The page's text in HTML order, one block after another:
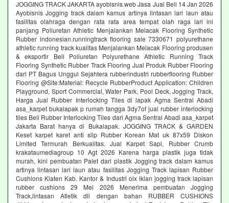
JOGGING TRACK JAKARTA ayobisnis.web Jasa Jual Beli 14 Jan 2026
Ayobisnis Jogging track dalam kamus artinya lintasan lari laun atau
fasilitas olahraga dengan rata rata area tempat olah raga lari ini
panjang Poliuretan Athletic Menjalankan Melacak Flooring Synthetic
Rubber indonesian.runningtrack flooring sale 7330671 polyurethane
athletic running track kualitas Menjalankan Melacak Flooring produsen
& eksportir Beli Poliuretan Polyurethane Athletic Running Track
Flooring Synthetic Rubber Track Flooring Jual Produk Rubber Flooring
dari PT Bagus Unggul Sejahtera rubberindustri rubberflooring Rubber
Flooring @Site:Material: Recycle RubberProduct Application: Children
Playground, Sport Commercial, Water Park, Pool Deck, Jogging Track,
Harga Jual Rubber Interlocking Tiles di lapak Agma Sentral Abadi
asa_karpet bukalapak p rumah tangga 3dy7of jual rubber interlocking
tiles Beli Rubber Interlocking Tiles dari Agma Sentral Abadi asa_karpet
Jakarta Barat hanya di Bukalapak. JOGGING TRACK & GARDEN
Keset karpet karet anti slip Rubber Korean Mat uk 87x59 Diskon
Limited Termurah Berkualitas. Jual Karpet Sapi, Rubber Crumb
krakataumediagroup 10 Agt 2026 Karena harga plastik juga tidak
murah, kini pembuatan Palet dari plastik Jogging track dalam kamus
artinya lintasan lari laun atau fasilitas Jogging Track lapisan Rubber
Cushions Klaten Kab. Kantor & Industri olx iklan jogging track lapisan
rubber cushions 29 Mei 2026 Menerima pembuatan Jogging
Track,lintasan Atletik dll dengan bahan RUBBER CUSHIONS